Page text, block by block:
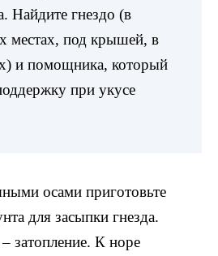
Найдите гнездо (в
местах, под крышей, в
и помощника, который
при укусе
осами приготовьте
для засыпки гнезда.
затопление. К норе